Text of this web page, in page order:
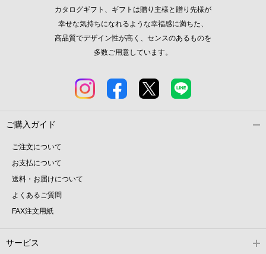
カタログギフト、ギフトは贈り主様と贈り先様が
幸せな気持ちになれるような幸福感に満ちた、
高品質でデザイン性が高く、センスのあるものを
多数ご用意しています。
ご購入ガイド
ご注文について
お支払について
送料・お届けについて
よくあるご質問
FAX注文用紙
サービス